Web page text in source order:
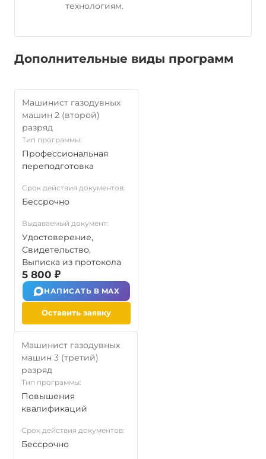
технологиям.
Дополнительные виды программ
Машинист газодувных
машин 2 (второй)
разряд
Тип программы:
Профессиональная
переподготовка
Срок действия документов:
Бессрочно
Выдаваемый документ:
Удостоверение,
Свидетельство,
Выписка из протокола
5 800 ₽
НАПИСАТЬ В MAX
Оставить заявку
Машинист газодувных
машин 3 (третий)
разряд
Тип программы:
Повышения
квалификаций
Срок действия документов:
Бессрочно